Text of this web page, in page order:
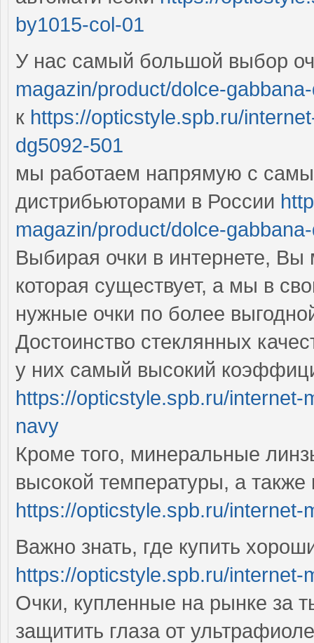
by1015-col-01
У нас самый большой выбор
magazin/product/dolce-
к https://opticstyle.spb.ru/
dg5092-501
мы работаем напрямую с
дистрибьюторами в России
magazin/product/dolce-
Выбирая очки в интернете,
которая существует, а мы в
нужные очки по более
Достоинство стеклянных
у них самый высокий
https://opticstyle.spb.ru/
navy
Кроме того, минеральные
высокой температуры, а также
https://opticstyle.spb.ru/
Важно знать, где купить
https://opticstyle.spb.ru/
Очки, купленные на рынке за
защитить глаза от